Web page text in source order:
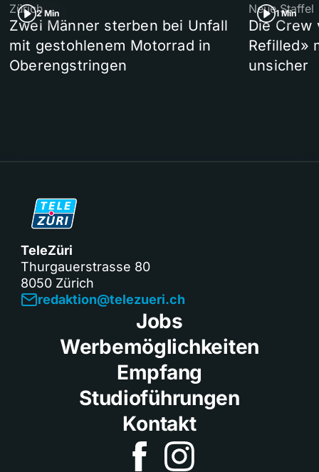
2 Min
Zürich
Zwei Männer sterben bei Unfall
mit gestohlenem Motorrad in
Oberengstringen
1 Min
Neue Staffel
Die Crew
Refilled»
unsicher
TeleZüri
Thurgauerstrasse 80
8050 Zürich
redaktion@telezueri.ch
Jobs
Werbemöglichkeiten
Empfang
Studioführungen
Kontakt